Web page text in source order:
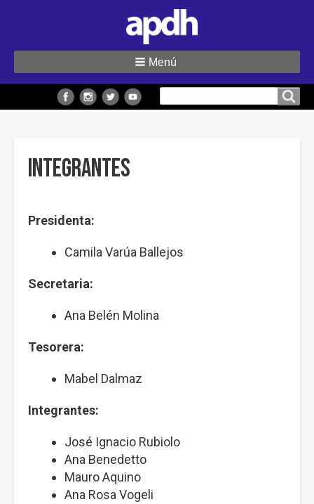
Menú
Integrantes
Presidenta:
Camila Varúa Ballejos
Secretaria:
Ana Belén Molina
Tesorera:
Mabel Dalmaz
Integrantes:
José Ignacio Rubiolo
Ana Benedetto
Mauro Aquino
Ana Rosa Vogeli